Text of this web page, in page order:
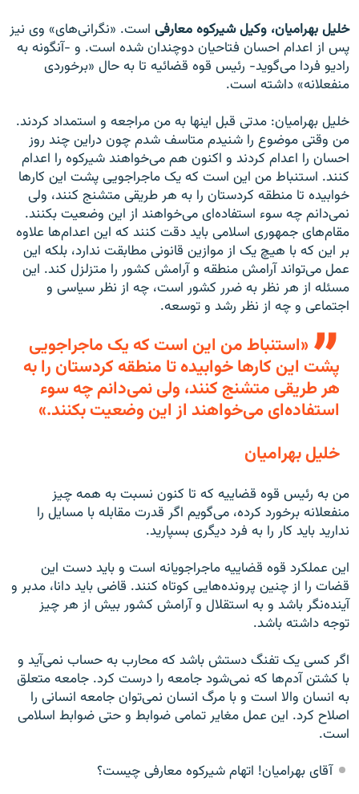
خلیل بهرامیان، وکیل شیرکوه معارفی است. «نگرانی‌های» وی نیز
پس از اعدام احسان فتاحیان دوچندان شده است. و -آنگونه به
رادیو فردا می‌گوید- رئیس قوه قضائیه تا به حال «برخوردی
منفعلانه» داشته است.
خلیل بهرامیان: مدتی قبل اينها به من مراجعه و استمداد کردند.
من وقتی موضوع را شنيدم متاسف شدم چون دراين چند روز
احسان را اعدام کردند و اکنون هم می‌خواهند شيرکوه را اعدام
کنند. استنباط من اين است که يک ماجراجويی پشت اين کارها
خوابيده تا منطقه کردستان را به هر طريقی متشنج کنند، ولی
نمی‌دانم چه سوء استفاده‌ای می‌خواهند از اين وضعيت بکنند.
مقام‌های جمهوری اسلامی‌ بايد دقت کنند که اين اعدام‌ها علاوه
بر اين که با هيچ يک از موازين قانونی مطابقت ندارد، بلکه اين
عمل می‌تواند آرامش منطقه و آرامش کشور را متزلزل کند. اين
مسئله از هر نظر به ضرر کشور است، چه از نظر سياسی و
اجتماعی و چه از نظر رشد و توسعه.
«استنباط من اين است که يک ماجراجويی
پشت اين کارها خوابيده تا منطقه کردستان را به
هر طريقی متشنج کنند، ولی نمی‌دانم چه سوء
استفاده‌ای می‌خواهند از اين وضعيت بکنند.»
خلیل بهرامیان
من به رئيس قوه قضاييه که تا کنون نسبت به همه چيز
منفعلانه برخورد کرده، می‌گويم اگر قدرت مقابله با مسايل را
نداريد بايد کار را به فرد ديگری بسپاريد.
اين عملکرد قوه قضاييه ماجراجويانه است و بايد دست اين
قضات را از چنين پرونده‌هايی کوتاه کنند. قاضی بايد دانا، مدبر و
آينده‌نگر باشد و به استقلال و آرامش کشور بيش از هر چيز
توجه داشته باشد.
اگر کسی يک تفنگ دستش باشد که محارب به حساب نمی‌آيد و
با کشتن آدم‌ها که نمی‌شود جامعه را درست کرد. جامعه متعلق
به انسان والا است و با مرگ انسان نمی‌توان جامعه انسانی را
اصلاح کرد. اين عمل مغاير تمامی‌ ضوابط و حتی ضوابط اسلامی‌
است.
آقای بهراميان! اتهام شيرکوه معارفی چيست؟